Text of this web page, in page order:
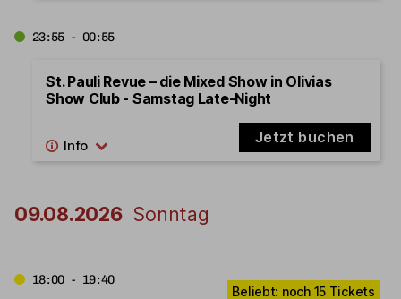
23:55 - 00:55
St. Pauli Revue – die Mixed Show in Olivias
Show Club - Samstag Late-Night
Jetzt buchen
09.08.2026 Sonntag
18:00 - 19:40